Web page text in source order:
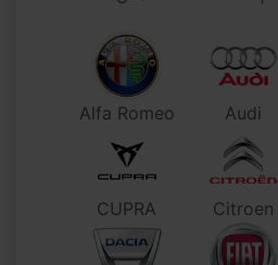
Alfa Romeo Audi
CUPRA Citroen